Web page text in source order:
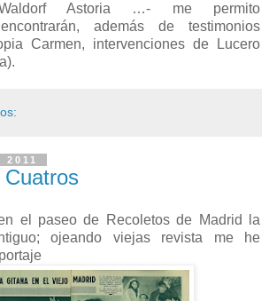
Astoria …- me permito
además de testimonios
Carmen, intervenciones de Lucero
Cuatros
el paseo de Recoletos de Madrid la
ojeando viejas revista me he